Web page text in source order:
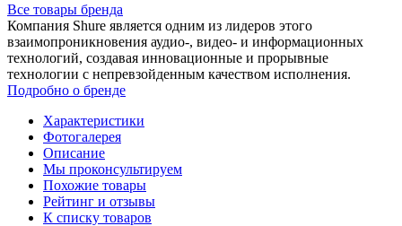
Все товары бренда
Компания Shure является одним из лидеров этого
взаимопроникновения аудио-, видео- и информационных
технологий, создавая инновационные и прорывные
технологии с непревзойденным качеством исполнения.
Подробно о бренде
Характеристики
Фотогалерея
Описание
Мы проконсультируем
Похожие товары
Рейтинг и отзывы
К списку товаров